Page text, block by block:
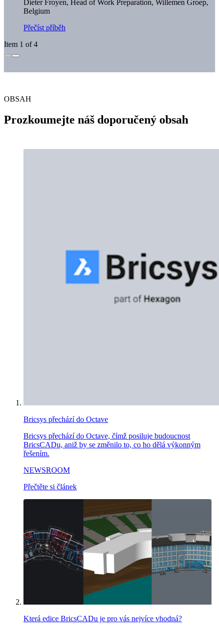
Dieter Froyen, Head of Work Preparation, Willemen Groep,
Belgium
Přečíst příběh
Item 1 of 4
OBSAH
Prozkoumejte náš doporučený obsah
Bricsys přechází do Octave
Bricsys přechází do Octave, čímž posiluje budoucnost
BricsCADu, aniž by se změnilo to, co ho dělá výkonným
řešením.
NEWSROOM
Přečtěte si článek
Která edice BricsCADu je pro vás nejvíce vhodná?